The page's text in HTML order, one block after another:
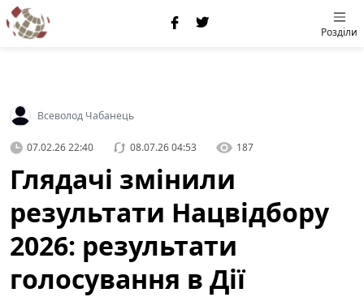
Розділи
Всеволод Чабанець
07.02.26 22:40 08.07.26 04:53 187
Глядачі змінили
результати Нацвідбору
2026: результати
голосування в Дії